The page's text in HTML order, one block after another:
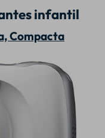
infantil
Compacta